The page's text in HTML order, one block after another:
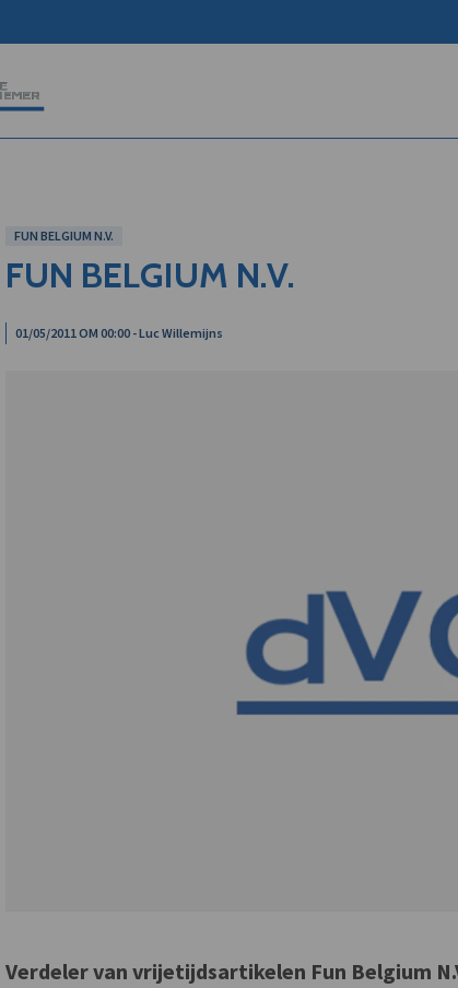
FUN BELGIUM N.V.
FUN BELGIUM N.V.
01/05/2011 OM 00:00 - Luc Willemijns
Verdeler van vrijetijdsartikelen Fun Belgium